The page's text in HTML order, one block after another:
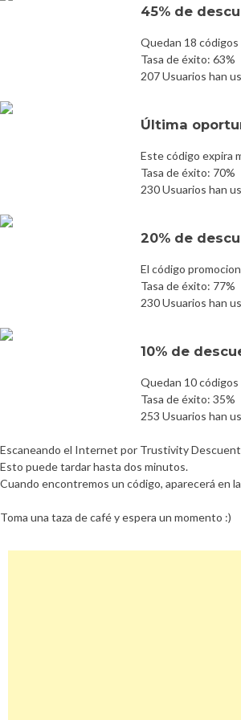
45% de
Quedan 18
Tasa de éxito: 63%
207 Usuarios han
Última
Este código expira
Tasa de éxito: 70%
230 Usuarios han
20% de
El código
Tasa de éxito: 77%
230 Usuarios han
10% de
Quedan 10
Tasa de éxito: 35%
253 Usuarios han
Escaneando el Internet por Trustivity
Esto puede tardar hasta dos minutos.
Cuando encontremos un código, aparecerá en
Toma una taza de café y espera un momento :)